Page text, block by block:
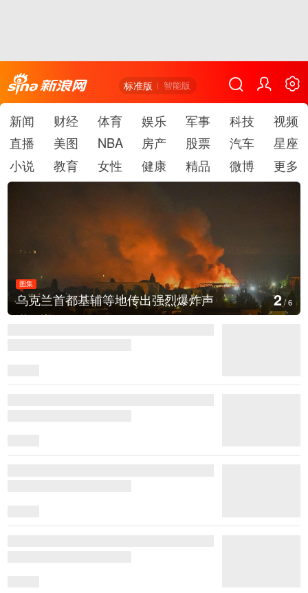
标准版 智能版
新闻 财经 体育 娱乐 军事 科技
视频
直播
美图 NBA 房产 股票 汽车
星座
小说
教育 女性 健康 精品 微博 更多
图集
乌克兰首都基辅等地传出强烈爆炸声 3/6